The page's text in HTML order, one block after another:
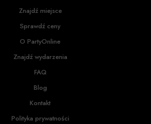
Znajdź miejsce
Sprawdź ceny
O PartyOnline
Znajdź wydarzenia
FAQ
Blog
Kontakt
Polityka prywatności